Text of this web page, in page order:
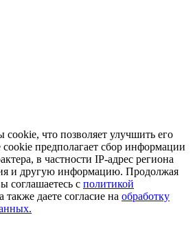
cookie, что позволяет улучшить его
cookie предполагает сбор информации
в частности IP-адрес региона
и другую информацию. Продолжая
соглашаетесь с политикой
также даете согласие на обработку